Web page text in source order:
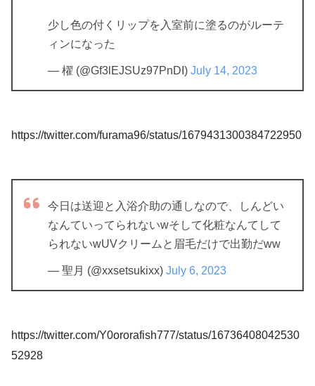
少し色の付くリップを入室前に塗るのがルーテ
ィンになった
— 櫂 (@Gf3lEJSUz97PnDI) July 14, 2023
https://twitter.com/furama96/status/1679431300384722950
今日は送迎と入浴介助の通しなので、しんどい
なんていってられないwそして化粧なんてして
られないwUVクリームと眉毛だけで出勤だww
— 聖月 (@xxsetsukixx) July 6, 2023
https://twitter.com/Y0ororafish777/status/16736408042530
52928